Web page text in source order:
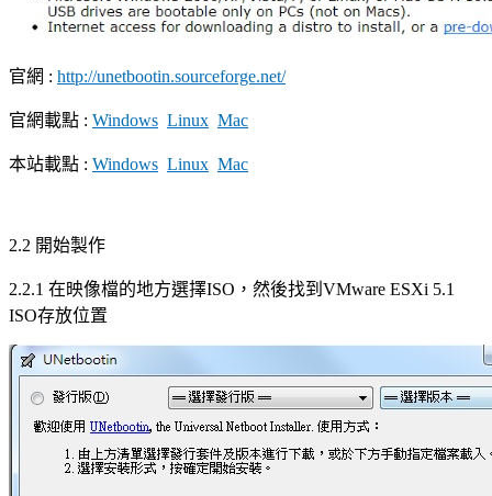
官網 : http://unetbootin.sourceforge.net/
官網載點 : Windows Linux Mac
本站載點 : Windows Linux Mac
2.2 開始製作
2.2.1 在映像檔的地方選擇ISO，然後找到VMware ESXi 5.1
ISO存放位置